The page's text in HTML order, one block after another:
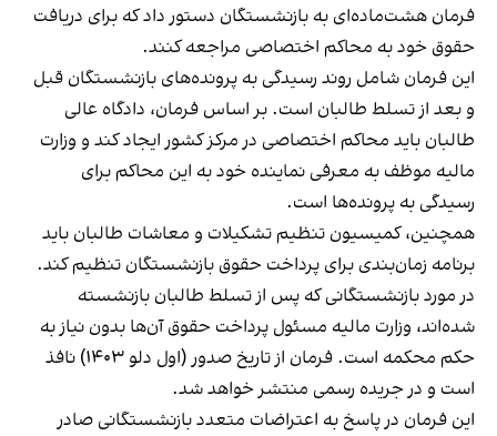
فرمان هشت‌ماده‌ای به بازنشستگان دستور داد که برای دریافت
حقوق خود به محاکم اختصاصی مراجعه کنند.
این فرمان شامل روند رسیدگی به پرونده‌های بازنشستگان قبل
و بعد از تسلط طالبان است. بر اساس فرمان، دادگاه عالی
طالبان باید محاکم اختصاصی در مرکز کشور ایجاد کند و وزارت
مالیه موظف به معرفی نماینده خود به این محاکم برای
رسیدگی به پرونده‌ها است.
همچنین، کمیسیون تنظیم تشکیلات و معاشات طالبان باید
برنامه زمان‌بندی برای پرداخت حقوق بازنشستگان تنظیم کند.
در مورد بازنشستگانی که پس از تسلط طالبان بازنشسته
شده‌اند، وزارت مالیه مسئول پرداخت حقوق آن‌ها بدون نیاز به
حکم محکمه است. فرمان از تاریخ صدور (اول دلو ۱۴۰۳) نافذ
است و در جریده رسمی منتشر خواهد شد.
این فرمان در پاسخ به اعتراضات متعدد بازنشستگانی صادر